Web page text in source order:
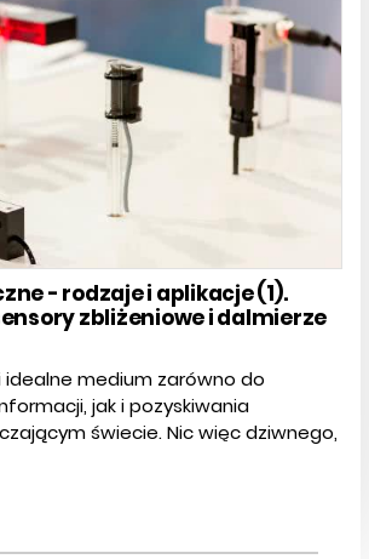
- rodzaje i aplikacje (1).
zbliżeniowe i dalmierze
idealne medium zarówno do
jak i pozyskiwania
świecie. Nic więc dziwnego,